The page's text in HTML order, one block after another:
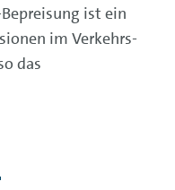
ist ein
im Verkehrs-
das